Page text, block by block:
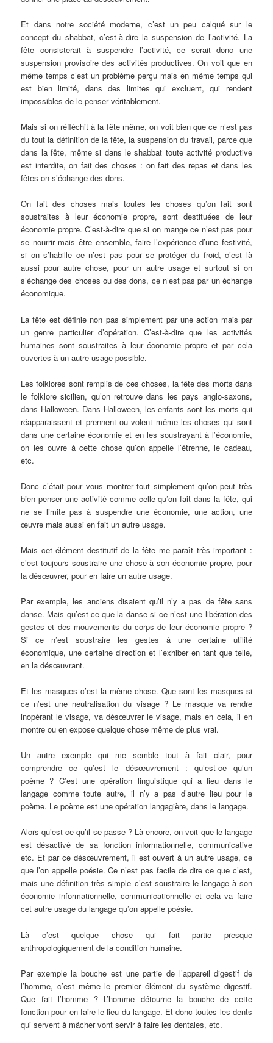
Et dans notre société moderne, c’est un peu calqué sur le
concept du shabbat, c’est-à-dire la suspension de l’activité. La
fête consisterait à suspendre l’activité, ce serait donc une
suspension provisoire des activités productives. On voit que en
même temps c’est un problème perçu mais en même temps qui
est bien limité, dans des limites qui excluent, qui rendent
impossibles de le penser véritablement.
Mais si on réfléchit à la fête même, on voit bien que ce n’est pas
du tout la définition de la fête, la suspension du travail, parce que
dans la fête, même si dans le shabbat toute activité productive
est interdite, on fait des choses : on fait des repas et dans les
fêtes on s’échange des dons.
On fait des choses mais toutes les choses qu’on fait sont
soustraites à leur économie propre, sont destituées de leur
économie propre. C’est-à-dire que si on mange ce n’est pas pour
se nourrir mais être ensemble, faire l’expérience d’une festivité,
si on s’habille ce n’est pas pour se protéger du froid, c’est là
aussi pour autre chose, pour un autre usage et surtout si on
s’échange des choses ou des dons, ce n’est pas par un échange
économique.
La fête est définie non pas simplement par une action mais par
un genre particulier d’opération. C’est-à-dire que les activités
humaines sont soustraites à leur économie propre et par cela
ouvertes à un autre usage possible.
Les folklores sont remplis de ces choses, la fête des morts dans
le folklore sicilien, qu’on retrouve dans les pays anglo-saxons,
dans Halloween. Dans Halloween, les enfants sont les morts qui
réapparaissent et prennent ou volent même les choses qui sont
dans une certaine économie et en les soustrayant à l’économie,
on les ouvre à cette chose qu’on appelle l’étrenne, le cadeau,
etc.
Donc c’était pour vous montrer tout simplement qu’on peut très
bien penser une activité comme celle qu’on fait dans la fête, qui
ne se limite pas à suspendre une économie, une action, une
œuvre mais aussi en fait un autre usage.
Mais cet élément destitutif de la fête me paraît très important :
c’est toujours soustraire une chose à son économie propre, pour
la désœuvrer, pour en faire un autre usage.
Par exemple, les anciens disaient qu’il n’y a pas de fête sans
danse. Mais qu’est-ce que la danse si ce n’est une libération des
gestes et des mouvements du corps de leur économie propre ?
Si ce n’est soustraire les gestes à une certaine utilité
économique, une certaine direction et l’exhiber en tant que telle,
en la désœuvrant.
Et les masques c’est la même chose. Que sont les masques si
ce n’est une neutralisation du visage ? Le masque va rendre
inopérant le visage, va désœuvrer le visage, mais en cela, il en
montre ou en expose quelque chose même de plus vrai.
Un autre exemple qui me semble tout à fait clair, pour
comprendre ce qu’est le désœuvrement : qu’est-ce qu’un
poème ? C’est une opération linguistique qui a lieu dans le
langage comme toute autre, il n’y a pas d’autre lieu pour le
poème. Le poème est une opération langagière, dans le langage.
Alors qu’est-ce qu’il se passe ? Là encore, on voit que le langage
est désactivé de sa fonction informationnelle, communicative
etc. Et par ce désœuvrement, il est ouvert à un autre usage, ce
que l’on appelle poésie. Ce n’est pas facile de dire ce que c’est,
mais une définition très simple c’est soustraire le langage à son
économie informationnelle, communicationnelle et cela va faire
cet autre usage du langage qu’on appelle poésie.
Là c’est quelque chose qui fait partie presque
anthropologiquement de la condition humaine.
Par exemple la bouche est une partie de l’appareil digestif de
l’homme, c’est même le premier élément du système digestif.
Que fait l’homme ? L’homme détourne la bouche de cette
fonction pour en faire le lieu du langage. Et donc toutes les dents
qui servent à mâcher vont servir à faire les dentales, etc.